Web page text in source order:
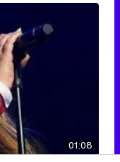
01:08